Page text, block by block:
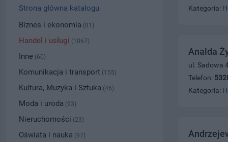
Kategoria:
Analda
ul. Sadowa
Telefon:
Kategoria:
Strona główna katalogu
Biznes i ekonomia (81)
Handel i usługi (1067)
Inne (60)
Komunikacja i transport (155)
Kultura, Muzyka i Sztuka (46)
Moda i uroda (93)
Nieruchomości (23)
Oświata i nauka (97)